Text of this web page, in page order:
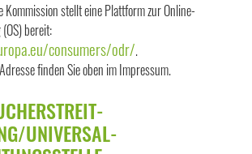
Kommission stellt eine Plattform zur Online-
bereit:
consumers/odr/.
finden Sie oben im Impressum.
UNIVERSAL­